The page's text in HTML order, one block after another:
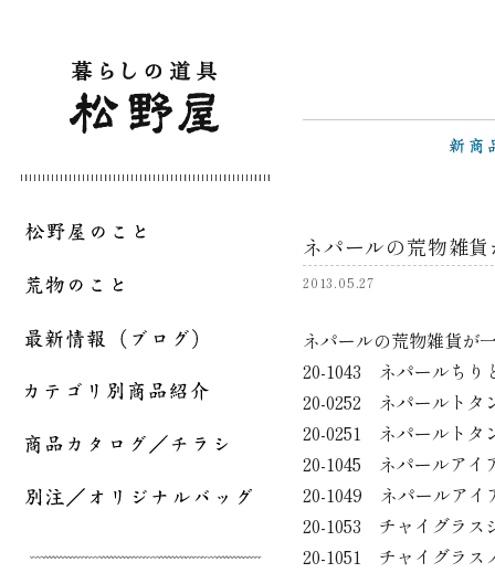
ネパールの荒物雑
2013.05.27
ネパールの荒物雑貨が
20-1043 ネパールち
20-0252 ネパールト
20-0251 ネパールト
20-1045 ネパールア
20-1049 ネパールア
20-1053 チャイグラ
20-1051 チャイグラ